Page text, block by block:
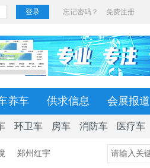
养车 供求信息 会展报道
环卫车 房车 消防车 医疗车
郑州红宇